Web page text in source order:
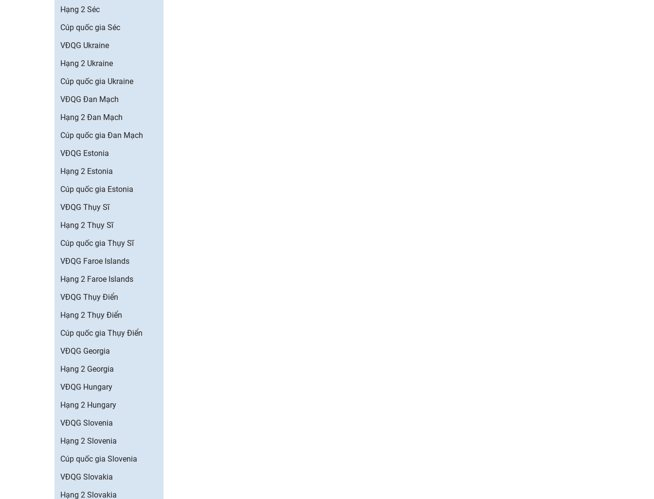
Hạng 2 Séc
Cúp quốc gia Séc
VĐQG Ukraine
Hạng 2 Ukraine
Cúp quốc gia Ukraine
VĐQG Đan Mạch
Hạng 2 Đan Mạch
Cúp quốc gia Đan Mạch
VĐQG Estonia
Hạng 2 Estonia
Cúp quốc gia Estonia
VĐQG Thụy Sĩ
Hạng 2 Thụy Sĩ
Cúp quốc gia Thụy Sĩ
VĐQG Faroe Islands
Hạng 2 Faroe Islands
VĐQG Thụy Điển
Hạng 2 Thụy Điển
Cúp quốc gia Thụy Điển
VĐQG Georgia
Hạng 2 Georgia
VĐQG Hungary
Hạng 2 Hungary
VĐQG Slovenia
Hạng 2 Slovenia
Cúp quốc gia Slovenia
VĐQG Slovakia
Hạng 2 Slovakia